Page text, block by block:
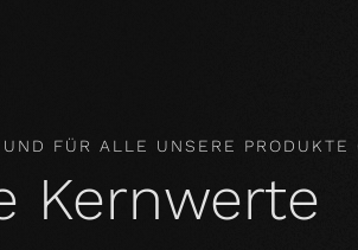
FÜR ALLE UNSERE PRODUKTE
Kernwerte